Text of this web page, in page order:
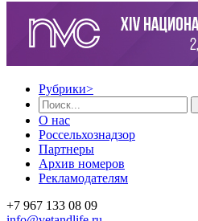
Рубрики>
О нас
Россельхознадзор
Партнеры
Архив номеров
Рекламодателям
+7 967 133 08 09